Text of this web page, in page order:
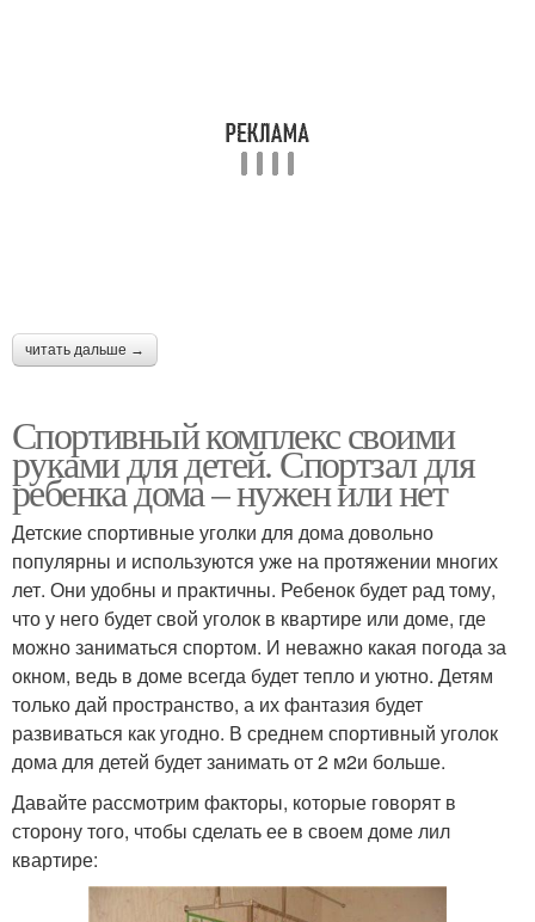
читать дальше →
Спортивный комплекс своими
руками для детей. Спортзал для
ребенка дома – нужен или нет
Детские спортивные уголки для дома довольно
популярны и используются уже на протяжении многих
лет. Они удобны и практичны. Ребенок будет рад тому,
что у него будет свой уголок в квартире или доме, где
можно заниматься спортом. И неважно какая погода за
окном, ведь в доме всегда будет тепло и уютно. Детям
только дай пространство, а их фантазия будет
развиваться как угодно. В среднем спортивный уголок
дома для детей будет занимать от 2 м2и больше.
Давайте рассмотрим факторы, которые говорят в
сторону того, чтобы сделать ее в своем доме лил
квартире: